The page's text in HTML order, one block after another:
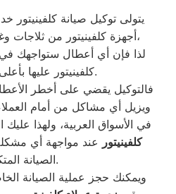
أجهزة كلفينيتور من ثلاجات وغسالات وديب فريزرات،
كلفينيتور عليها بأعلى جودة ممكنة.
فالتوكيل يقضي على أخطر
ويزيل أي مشاكل من أمام
في الأسواق العربية، ولهذا عليك
كلفينيتور عند مواجهة أي
الصيانة المتكافئة.
ويمكنك حجز عملية الصيانة